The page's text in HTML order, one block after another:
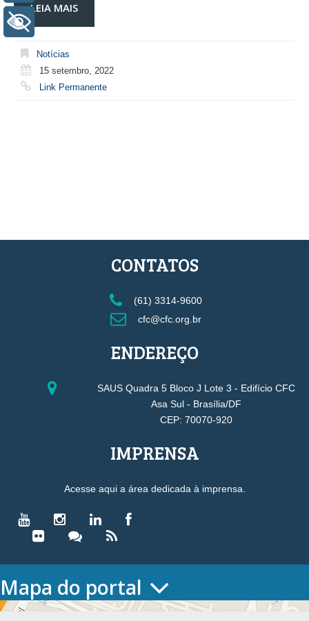
LEIA MAIS
Notícias
15 setembro, 2022
Link Permanente
CONTATOS
(61) 3314-9600
cfc@cfc.org.br
ENDEREÇO
SAUS Quadra 5 Bloco J Lote 3 - Edifício CFC
Asa Sul - Brasília/DF
CEP: 70070-920
IMPRENSA
Acesse aqui a área dedicada à imprensa.
Mapa do portal
HOME